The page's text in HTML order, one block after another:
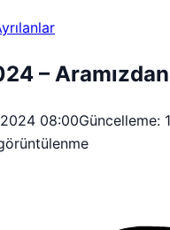
–
08:00Güncelleme: